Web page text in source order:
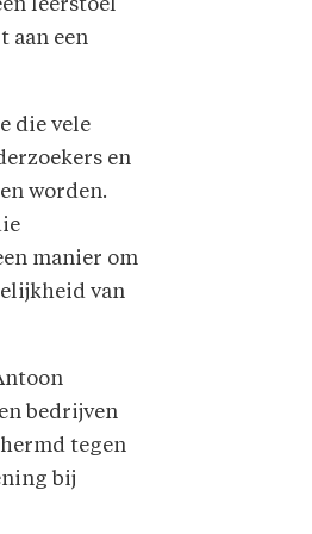
leerstoel
aan een
die vele
en
worden.
manier om
van
bedrijven
tegen
bij